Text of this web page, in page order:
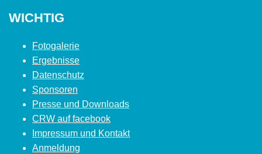
WICHTIG
Fotogalerie
Ergebnisse
Datenschutz
Sponsoren
Presse und Downloads
CRW auf facebook
Impressum und Kontakt
Anmeldung